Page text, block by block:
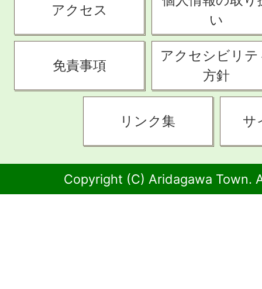
アクセス
い
免責事項
アクセシビリテ
方針
リンク集 サ
Copyright (C) Aridagawa Town.